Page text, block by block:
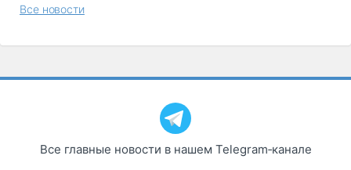
Все новости
Все главные новости в нашем Telegram‑канале